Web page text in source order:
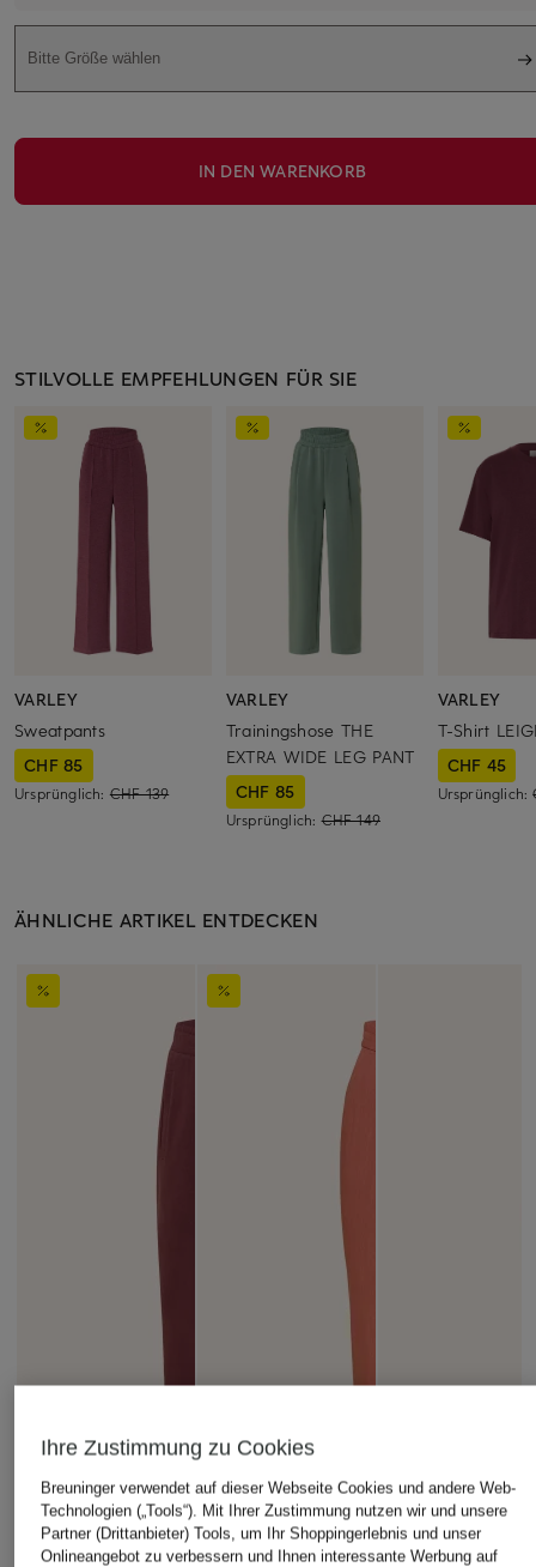
Bitte Größe wählen
IN DEN WARENKORB
STILVOLLE EMPFEHLUNGEN FÜR SIE
VARLEY
Sweatpants
CHF 85
Ursprünglich: CHF 139
VARLEY
Trainingshose THE
EXTRA WIDE LEG PANT
CHF 85
Ursprünglich:CHF 149
VARLEY
T-Shirt
CHF 45
Ursprünglich:
ÄHNLICHE ARTIKEL ENTDECKEN
Ihre Zustimmung zu Cookies
Breuninger verwendet auf dieser Webseite Cookies und andere Web-
Technologien („Tools“). Mit Ihrer Zustimmung nutzen wir und unsere
Partner (Drittanbieter) Tools, um Ihr Shoppingerlebnis und unser
Onlineangebot zu verbessern und Ihnen interessante Werbung auf